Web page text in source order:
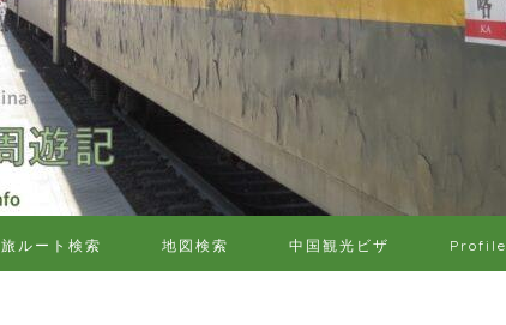
旅ルート検索 地図検索 中国観光ビザ Profile